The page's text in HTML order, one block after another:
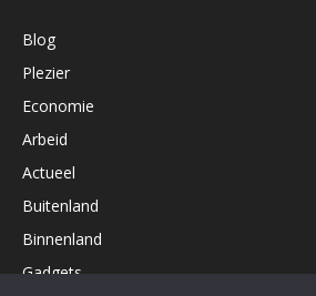
Blog
Plezier
Economie
Arbeid
Actueel
Buitenland
Binnenland
Gadgets